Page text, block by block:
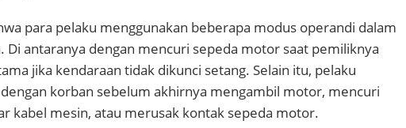
para pelaku menggunakan beberapa modus operandi dalam
Di antaranya dengan mencuri sepeda motor saat pemiliknya
jika kendaraan tidak dikunci setang. Selain itu, pelaku
korban sebelum akhirnya mengambil motor, mencuri
kabel mesin, atau merusak kontak sepeda motor.